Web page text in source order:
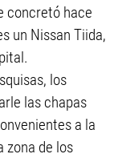
concretó hace
un Nissan Tiida,
los
las chapas
a la
zona de los